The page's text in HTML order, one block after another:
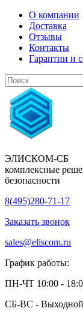
О компании
Доставка
Отзывы
Контакты
Гарантии и
ЭЛИСКОМ-СБ
комплексные
безопасности
8(495)280-71-17
Заказать звонок
sales@eliscom.ru
График работы:
ПН-ЧТ 10:00 -
CБ-ВС - Выходной